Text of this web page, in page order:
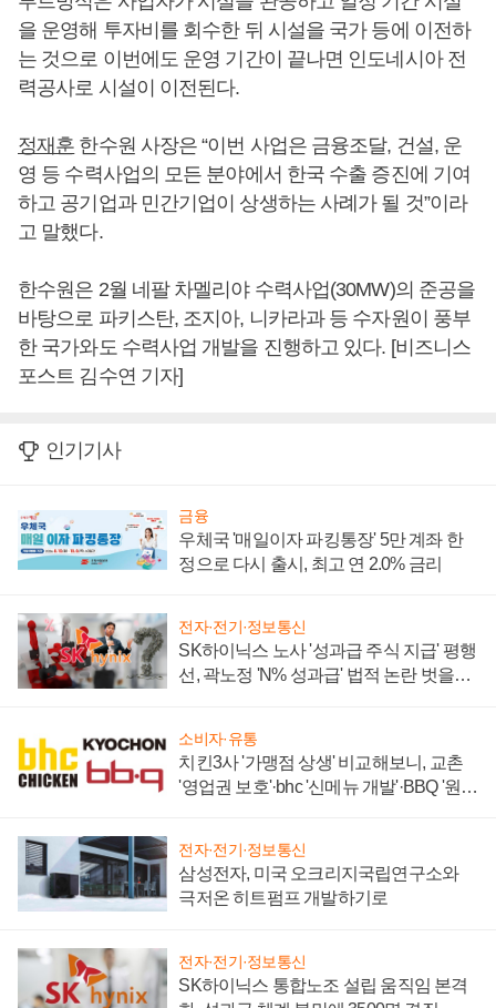
을 운영해 투자비를 회수한 뒤 시설을 국가 등에 이전하
는 것으로 이번에도 운영 기간이 끝나면 인도네시아 전
력공사로 시설이 이전된다.
정재훈 한수원 사장은 “이번 사업은 금융조달, 건설, 운
영 등 수력사업의 모든 분야에서 한국 수출 증진에 기여
하고 공기업과 민간기업이 상생하는 사례가 될 것”이라
고 말했다.
한수원은 2월 네팔 차멜리야 수력사업(30MW)의 준공을
바탕으로 파키스탄, 조지아, 니카라과 등 수자원이 풍부
한 국가와도 수력사업 개발을 진행하고 있다. [비즈니스
포스트 김수연 기자]
인기기사
금융
우체국 '매일이자 파킹통장' 5만 계좌 한
정으로 다시 출시, 최고 연 2.0% 금리
전자·전기·정보통신
SK하이닉스 노사 '성과급 주식 지급' 평행
선, 곽노정 'N% 성과급' 법적 논란 벗을지
소비자·유통
치킨3사 '가맹점 상생' 비교해보니, 교촌
'영업권 보호'·bhc '신메뉴 개발'·BBQ '원가
전자·전기·정보통신
삼성전자, 미국 오크리지국립연구소와
극저온 히트펌프 개발하기로
전자·전기·정보통신
SK하이닉스 통합노조 설립 움직임 본격